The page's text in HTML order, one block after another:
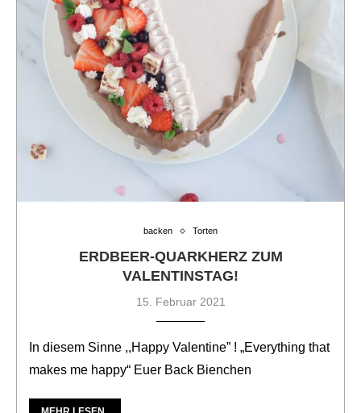
backen Torten
ERDBEER-QUARKHERZ ZUM
VALENTINSTAG!
15. Februar 2021
In diesem Sinne ,,Happy Valentine” ! „Everything that
makes me happy“ Euer Back Bienchen